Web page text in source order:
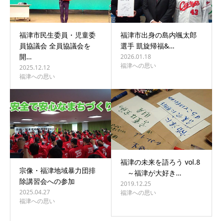
福津市民生委員・児童委
員協議会 全員協議会を
開…
2025.12.12
福津への思い
福津市出身の島内颯太郎
選手 凱旋帰福&…
2026.01.18
福津への思い
宗像・福津地域暴力団排
除講習会への参加
2025.04.27
福津への思い
福津の未来を語ろう vol.8
～福津が大好き…
2019.12.25
福津への思い